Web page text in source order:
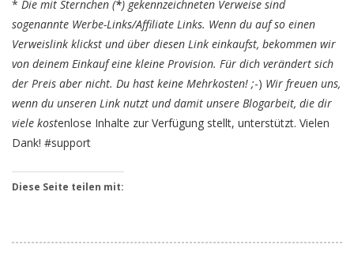
* Die mit Sternchen (*) gekennzeichneten Verweise sind
sogenannte Werbe-Links/Affiliate Links. Wenn du auf so einen
Verweislink klickst und über diesen Link einkaufst, bekommen wir
von deinem Einkauf eine kleine Provision. Für dich verändert sich
der Preis aber nicht. Du hast keine Mehrkosten! ;-) Wir freuen uns,
wenn du unseren Link nutzt und damit unsere Blogarbeit, die dir
viele kostenlose Inhalte zur Verfügung stellt, unterstützt. Vielen
Dank! #support
Diese Seite teilen mit: